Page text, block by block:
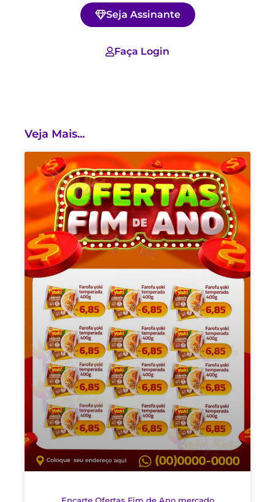
Seja Assinante
Faça Login
Veja Mais...
Encarte Ofertas Fim de Ano mercado